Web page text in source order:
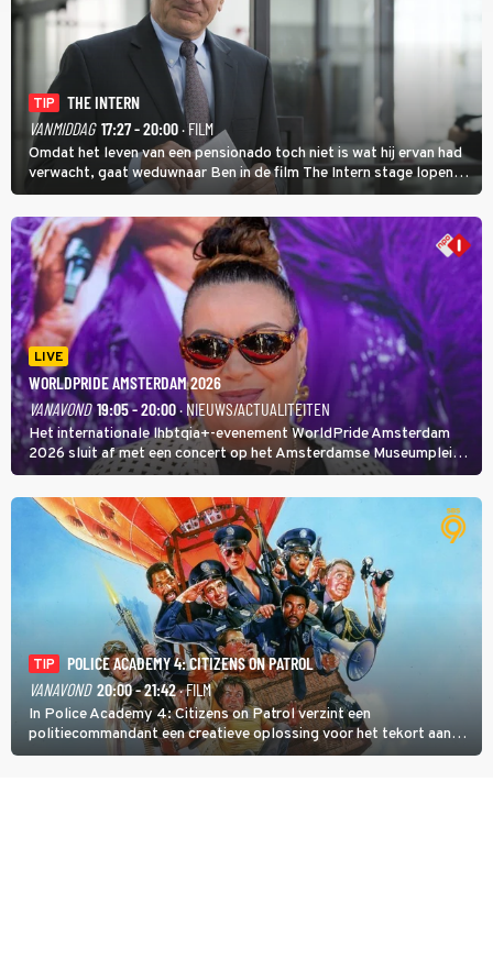
TIP
THE INTERN
VANMIDDAG 17:27 - 20:00· FILM
Omdat het leven van een pensionado toch niet is wat hij ervan had
verwacht, gaat weduwnaar Ben in de film The Intern stage lopen
bij de hippe webwinkel van Jules, wat een gouden zet blijkt te zijn.
LIVE
WORLDPRIDE AMSTERDAM 2026
VANAVOND 19:05 - 20:00· NIEUWS/ACTUALITEITEN
Het internationale lhbtqia+-evenement WorldPride Amsterdam
2026 sluit af met een concert op het Amsterdamse Museumplein.
Anita Doth is een van de optredende artiesten. In de jaren 90
veroverde ze de wereld als zangeres van 2Unlimited.
TIP
POLICE ACADEMY 4: CITIZENS ON PATROL
VANAVOND 20:00 - 21:42· FILM
In Police Academy 4: Citizens on Patrol verzint een
politiecommandant een creatieve oplossing voor het tekort aan
agenten.